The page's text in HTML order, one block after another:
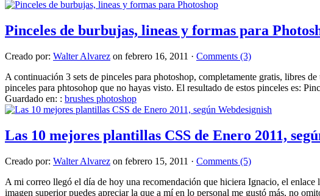
Pinceles de burbujas, lineas y formas para
Creado por: Walter Alvarez on febrero 16, 2011 · Comments (3)
A continuación 3 sets de pinceles para photoshop, completamente gratis, libres
pinceles para phtosohop que no hayas visto. El resultado de estos pinceles es:
Guardado en: : brushes photoshop
Las 10 mejores plantillas CSS de Enero 2011,
Creado por: Walter Alvarez on febrero 15, 2011 · Comments (5)
A mi correo llegó el día de hoy una recomendación que hiciera Ignacio, el
imagen superior puedes apreciar la que a mí en lo personal me gustó más, no